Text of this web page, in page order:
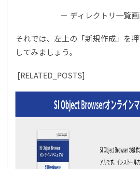
－ ディレクトリ一覧
それでは、左上の「新規作成」を
してみましょう。
[RELATED_POSTS]